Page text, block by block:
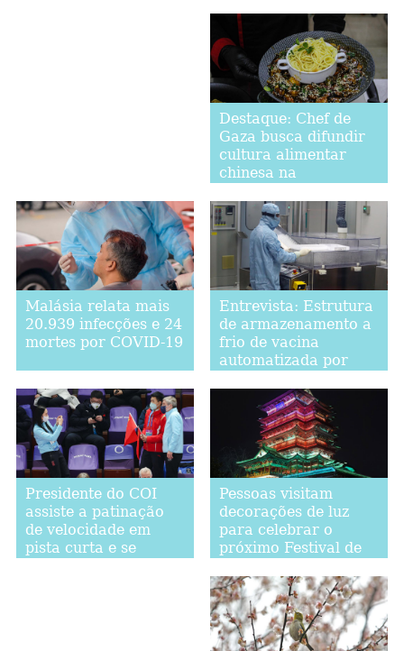
Destaque: Chef de
Gaza busca difundir
cultura alimentar
chinesa na
Malásia relata mais
20.939 infecções e 24
mortes por COVID-19
Entrevista: Estrutura
de armazenamento a
frio de vacina
automatizada por
"um crescimento
qualitativo" para o
Egito, segundo
produtor de vacinas
egípcio
Presidente do COI
assiste a patinação
de velocidade em
pista curta e se
Pessoas visitam
decorações de luz
para celebrar o
próximo Festival de
China